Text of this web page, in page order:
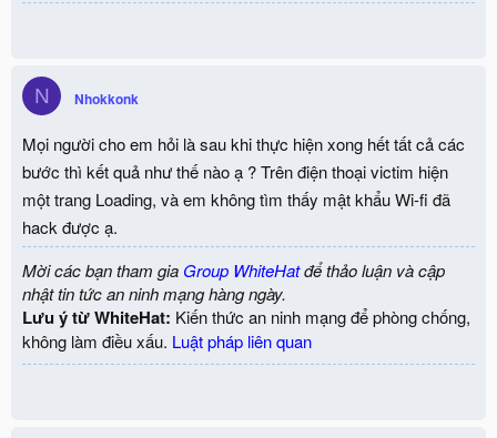
N Nhokkonk
Mọi người cho em hỏi là sau khi thực hiện xong hết tất cả các
bước thì kết quả như thế nào ạ ? Trên điện thoại victim hiện
một trang Loading, và em không tìm thấy mật khẩu Wi-fi đã
hack được ạ.
Mời các bạn tham gia Group WhiteHatđể thảo luận và cập
nhật tin tức an ninh mạng hàng ngày.
Lưu ý từ WhiteHat: Kiến thức an ninh mạng để phòng chống,
không làm điều xấu. Luật pháp liên quan